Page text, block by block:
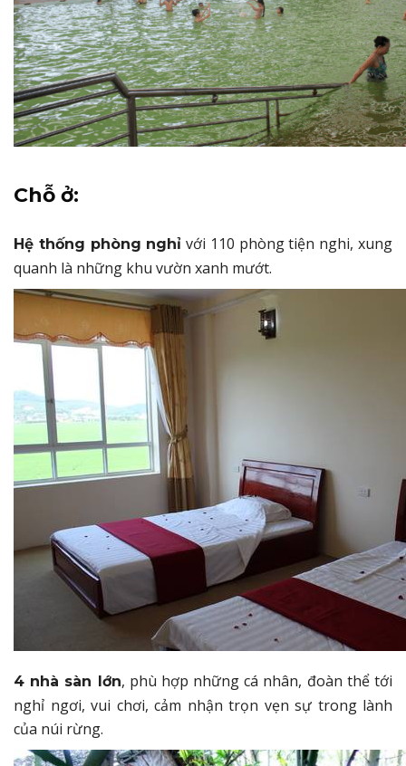
Chỗ ở:
Hệ thống phòng nghỉ với 110 phòng tiện nghi, xung
quanh là những khu vườn xanh mướt.
4 nhà sàn lớn, phù hợp những cá nhân, đoàn thể tới
nghỉ ngơi, vui chơi, cảm nhận trọn vẹn sự trong lành
của núi rừng.